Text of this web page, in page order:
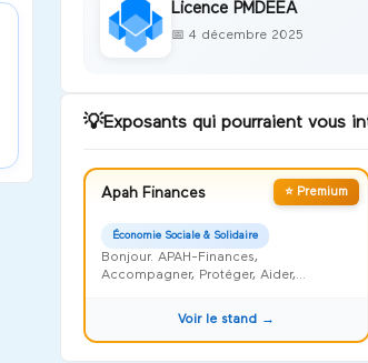
Licence PMDEEA
📅 4 décembre 2025
💡Exposants qui pourraient vous
⭐ Premium
Apah Finances
Économie Sociale & Solidaire
Bonjour. APAH-Finances,
Accompagner, Protéger, Aider,
Voir le stand →